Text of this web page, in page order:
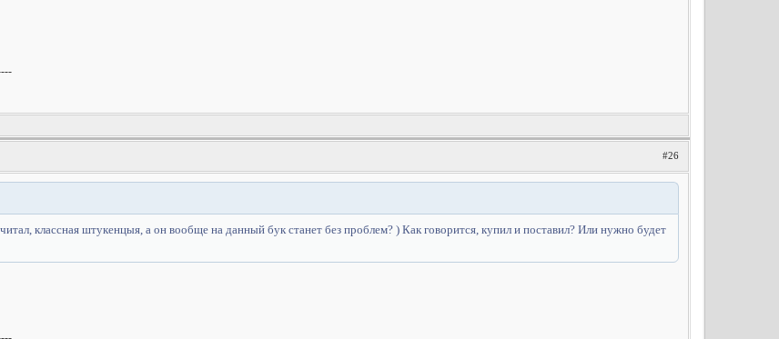
#26
классная штукенцыя, а он вообще на данный бук станет без проблем? ) Как говорится, купил и поставил? Или нужно будет